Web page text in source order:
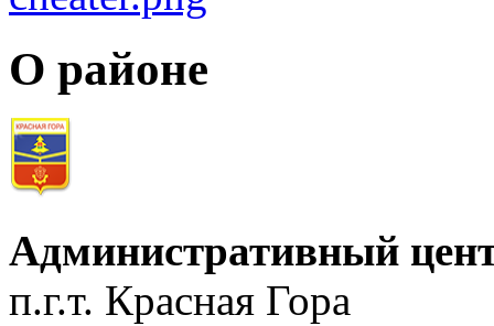
О районе
Административный
п.г.т. Красная Гора